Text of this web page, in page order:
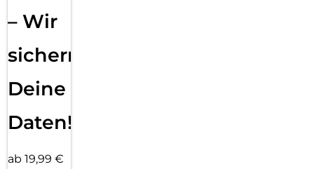
– Wir
sichern
Deine
Daten!
ab 19,99 €